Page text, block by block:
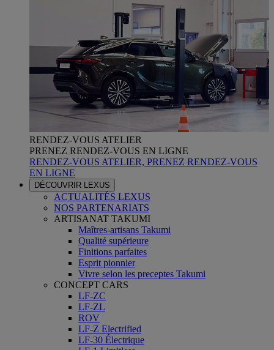
RENDEZ-VOUS ATELIER
PRENEZ RENDEZ-VOUS EN LIGNE
RENDEZ-VOUS ATELIER, PRENEZ RENDEZ-VOUS
EN LIGNE
DÉCOUVRIR LEXUS
ACTUALITÉS LEXUS
NOS PARTENARIATS
ARTISANAT TAKUMI
Maîtres-artisans Takumi
Qualité supérieure
Finitions parfaites
Esprit pionnier
Vivre selon les preceptes Takumi
CONCEPT CARS
LF-ZC
LF-ZL
ROV
LF-Z Electrified
LF-30 Électrique